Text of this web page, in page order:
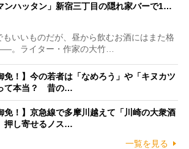
ンハッタン」新宿三丁目の隠れ家バーで1…
いいものだが、昼から飲むお酒にはまた格
。ライター・作家の大竹…
免！】今の若者は「なめろう」や「キヌカツ
て本当？ 昔の…
免！】京急線で多摩川越えて「川崎の大衆酒
し寄せるノス…
一覧を見る